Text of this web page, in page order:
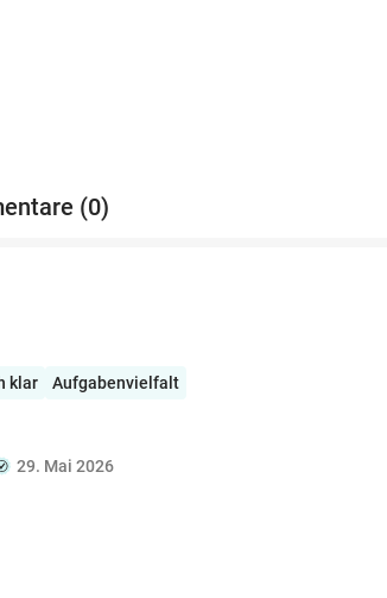
(0)
klar
Aufgabenvielfalt
29. Mai 2026